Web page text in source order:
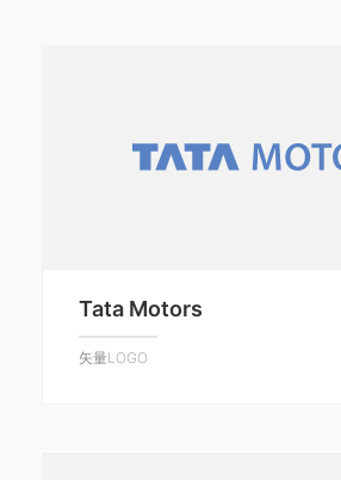
Tata Motors
矢量LOGO